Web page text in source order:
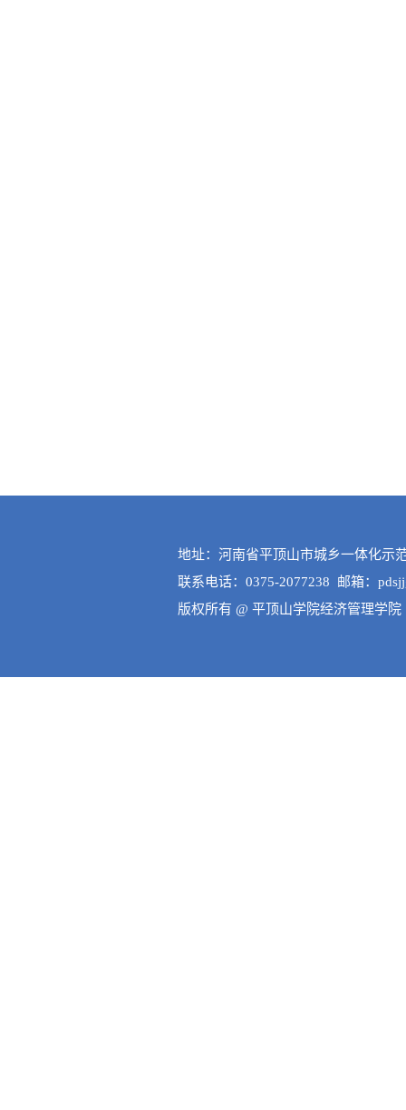
地址：河南省平顶山市城乡一体化示
联系电话：0375-2077238 邮箱：
版权所有 @ 平顶山学院经济管理学院